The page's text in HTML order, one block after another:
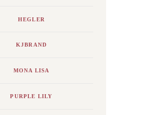
HEGLER
KJBRAND
MONA LISA
PURPLE LILY